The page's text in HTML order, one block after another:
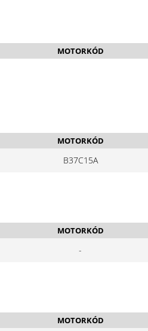
MOTORKÓD
MOTORKÓD
B37C15A
MOTORKÓD
-
MOTORKÓD